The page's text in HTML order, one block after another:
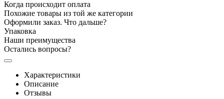
Когда происходит оплата
Похожие товары из той же категории
Оформили заказ. Что дальше?
Упаковка
Наши преимущества
Остались вопросы?
Характеристики
Описание
Отзывы